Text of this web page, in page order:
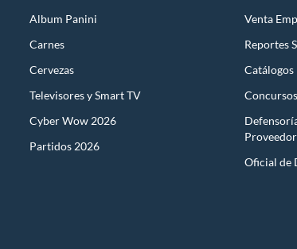
Album Panini
Carnes
Cervezas
Televisores y Smart TV
Cyber Wow 2026
Partidos 2026
Venta
Reportes
Catálogos
Concursos
Oficial de